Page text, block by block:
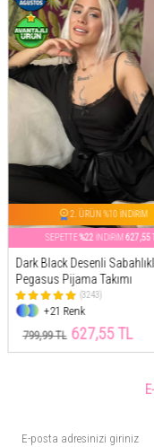
2. ÜRÜN %10 İNDİRİM
SEPETTE%22İNDİRİM627,55
Dark Black Desenli
Pegasus Pijama Takımı
(3243)
+21 Renk
799,99 TL 627,55 TL